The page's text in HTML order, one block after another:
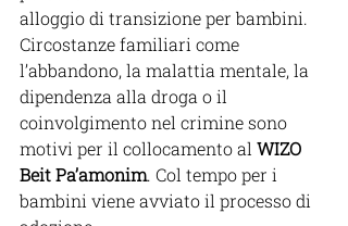
alloggio di transizione per bambini.
Circostanze familiari come
l’abbandono, la malattia mentale, la
dipendenza alla droga o il
coinvolgimento nel crimine sono
motivi per il collocamento al WIZO
Beit Pa’amonim. Col tempo per i
bambini viene avviato il processo di